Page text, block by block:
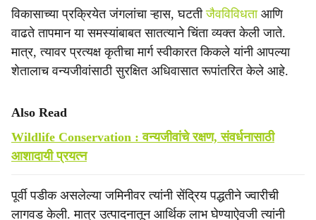
विकासाच्या प्रक्रियेत जंगलांचा ऱ्हास, घटतीजैवविविधता आणि
वाढते तापमान या समस्यांबाबत सातत्याने चिंता व्यक्त केली जाते.
मात्र, त्यावर प्रत्यक्ष कृतीचा मार्ग स्वीकारत किकले यांनी आपल्या
शेतालाच वन्यजीवांसाठी सुरक्षित अधिवासात रूपांतरित केले आहे.
Also Read
Wildlife Conservation : वन्यजीवांचे रक्षण, संवर्धनासाठी
आशादायी प्रयत्‍न
पूर्वी पडीक असलेल्या जमिनीवर त्यांनी सेंद्रिय पद्धतीने ज्वारीची
लागवड केली. मात्र उत्पादनातून आर्थिक लाभ घेण्याऐवजी त्यांनी